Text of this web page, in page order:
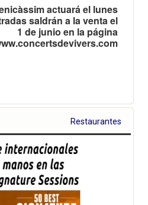
actuará el lunes
saldrán a la venta el
1 de junio en la página
Restaurantes